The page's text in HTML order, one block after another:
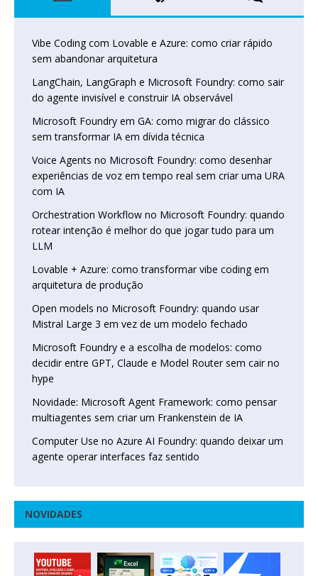
Vibe Coding com Lovable e Azure: como criar rápido
sem abandonar arquitetura
LangChain, LangGraph e Microsoft Foundry: como sair
do agente invisível e construir IA observável
Microsoft Foundry em GA: como migrar do clássico
sem transformar IA em dívida técnica
Voice Agents no Microsoft Foundry: como desenhar
experiências de voz em tempo real sem criar uma URA
com IA
Orchestration Workflow no Microsoft Foundry: quando
rotear intenção é melhor do que jogar tudo para um
LLM
Lovable + Azure: como transformar vibe coding em
arquitetura de produção
Open models no Microsoft Foundry: quando usar
Mistral Large 3 em vez de um modelo fechado
Microsoft Foundry e a escolha de modelos: como
decidir entre GPT, Claude e Model Router sem cair no
hype
Novidade: Microsoft Agent Framework: como pensar
multiagentes sem criar um Frankenstein de IA
Computer Use no Azure AI Foundry: quando deixar um
agente operar interfaces faz sentido
NOVIDADES